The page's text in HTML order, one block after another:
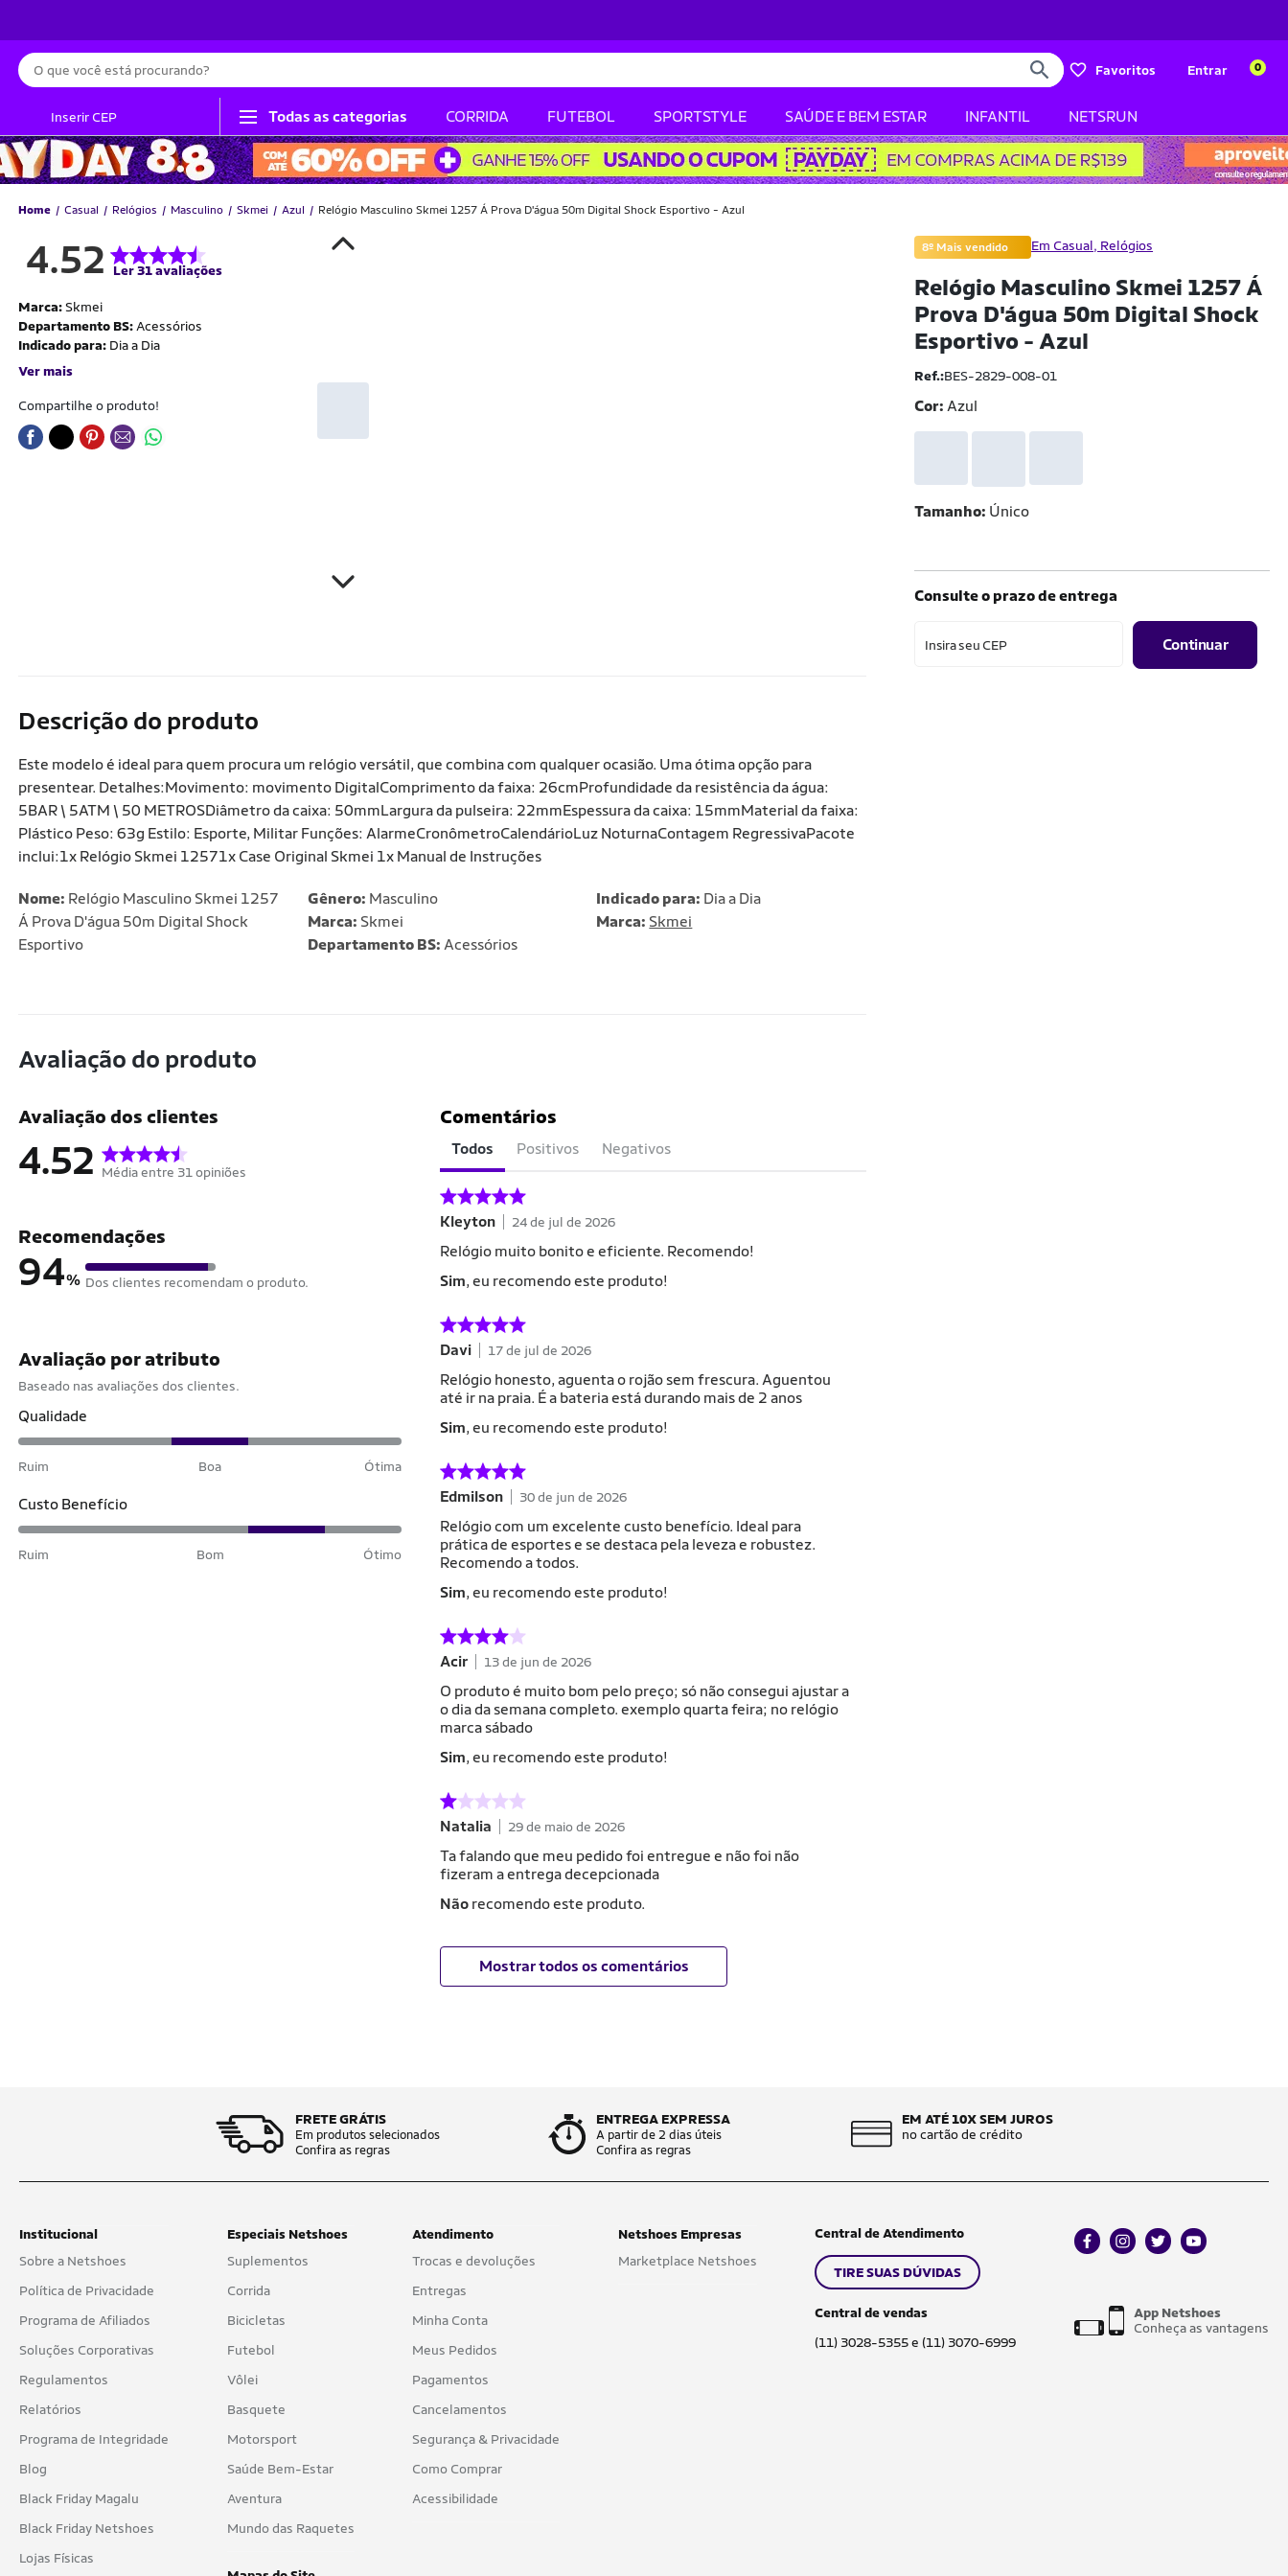
Busca
Favoritos Entrar 0
Inserir CEP Todas as categorias CORRIDA FUTEBOL SPORTSTYLE SAÚDE E BEM ESTAR INFANTIL NETSRUN
Home Casual Relógios Masculino Skmei Azul Relógio Masculino Skmei 1257 Á Prova D'água 50m Digital Shock Esportivo - Azul
4.52 Ler 31 avaliações
Marca:Skmei
Departamento BS: Acessórios
Indicado para: Dia a Dia
Ver mais
Compartilhe o produto!
8º Mais vendido Em Casual, Relógios
Relógio Masculino Skmei 1257 Á
Prova D'água 50m Digital Shock
Esportivo - Azul
Ref.:BES-2829-008-01
Cor:Azul
Tamanho Único
Consulte o prazo de entrega
Insira seu CEP Continuar
Descrição do produto
Este modelo é ideal para quem procura um relógio versátil, que combina com qualquer ocasião. Uma ótima opção para
presentear. Detalhes:Movimento: movimento DigitalComprimento da faixa: 26cmProfundidade da resistência da água:
5BAR \ 5ATM \ 50 METROSDiâmetro da caixa: 50mmLargura da pulseira: 22mmEspessura da caixa: 15mmMaterial da faixa:
Plástico Peso: 63g Estilo: Esporte, Militar Funções: AlarmeCronômetroCalendárioLuz NoturnaContagem RegressivaPacote
inclui:1x Relógio Skmei 12571x Case Original Skmei 1x Manual de Instruções
Nome: Relógio Masculino Skmei 1257
Á Prova D'água 50m Digital Shock
Esportivo
Gênero: Masculino
Marca: Skmei
Departamento BS: Acessórios
Indicado para: Dia a Dia
Marca: Skmei
Avaliação do produto
Avaliação dos clientes
4.52 Média entre 31 opiniões
Recomendações
94% Dos clientes recomendam o produto.
Avaliação por atributo
Baseado nas avaliações dos clientes.
Qualidade
Ruim Boa Ótima
Custo Benefício
Ruim Bom Ótimo
Comentários
Todos Positivos Negativos
Kleyton 24 de jul de 2026
Relógio muito bonito e eficiente. Recomendo!
Sim, eu recomendo este produto!
Davi 17 de jul de 2026
Relógio honesto, aguenta o rojão sem frescura. Aguentou
até ir na praia. É a bateria está durando mais de 2 anos
Sim, eu recomendo este produto!
Edmilson 30 de jun de 2026
Relógio com um excelente custo benefício. Ideal para
prática de esportes e se destaca pela leveza e robustez.
Recomendo a todos.
Sim, eu recomendo este produto!
Acir 13 de jun de 2026
O produto é muito bom pelo preço; só não consegui ajustar a
o dia da semana completo. exemplo quarta feira; no relógio
marca sábado
Sim, eu recomendo este produto!
Natalia 29 de maio de 2026
Ta falando que meu pedido foi entregue e não foi não
fizeram a entrega decepcionada
Não recomendo este produto.
Mostrar todos os comentários
FRETE GRÁTIS
Em produtos selecionados
Confira as regras
ENTREGA EXPRESSA
A partir de 2 dias úteis
Confira as regras
EM ATÉ 10X SEM JUROS
no cartão de crédito
Institucional
Sobre a Netshoes
Política de Privacidade
Programa de Afiliados
Soluções Corporativas
Regulamentos
Relatórios
Programa de Integridade
Blog
Black Friday Magalu
Black Friday Netshoes
Lojas Físicas
Especiais Netshoes
Suplementos
Corrida
Bicicletas
Futebol
Vôlei
Basquete
Motorsport
Saúde Bem-Estar
Aventura
Mundo das Raquetes
Atendimento
Trocas e devoluções
Entregas
Minha Conta
Meus Pedidos
Pagamentos
Cancelamentos
Segurança & Privacidade
Como Comprar
Acessibilidade
Netshoes Empresas
Marketplace Netshoes
Central de Atendimento
TIRE SUAS DÚVIDAS
Central de vendas
(11) 3028-5355 e (11) 3070-6999
facebookinstagram
twitteryoutube
App Netshoes
Conheça as vantagens